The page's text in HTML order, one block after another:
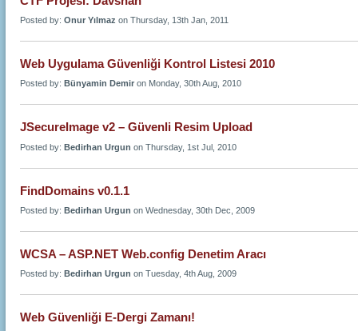
Posted by: Onur Yılmaz on Thursday, 13th Jan, 2011
Web Uygulama Güvenliği Kontrol Listesi 2010
Posted by: Bünyamin Demir on Monday, 30th Aug, 2010
JSecureImage v2 – Güvenli Resim Upload
Posted by: Bedirhan Urgun on Thursday, 1st Jul, 2010
FindDomains v0.1.1
Posted by: Bedirhan Urgun on Wednesday, 30th Dec, 2009
WCSA – ASP.NET Web.config Denetim Aracı
Posted by: Bedirhan Urgun on Tuesday, 4th Aug, 2009
Web Güvenliği E-Dergi Zamanı!